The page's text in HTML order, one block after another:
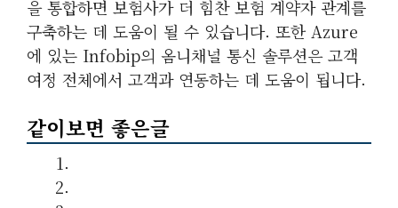
을 통합하면 보험사가 더 힘찬 보험 계약자 관계를
구축하는 데 도움이 될 수 있습니다. 또한 Azure
에 있는 Infobip의 옴니채널 통신 솔루션은 고객
여정 전체에서 고객과 연동하는 데 도움이 됩니다.
같이보면 좋은글